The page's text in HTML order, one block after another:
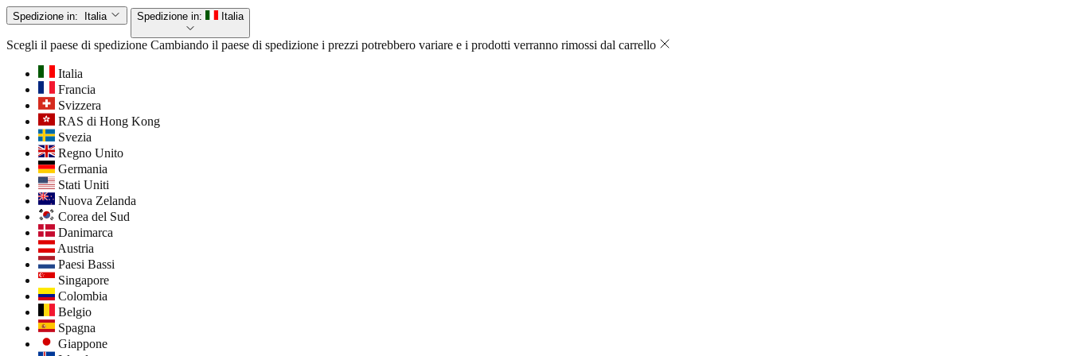
Spedizione in: Italia Spedizione in: Italia
Scegli il paese di spedizione Cambiando il paese di spedizione i prezzi potrebbero variare e i prodotti verranno rimossi dal carrello
Italia
Francia
Svizzera
RAS di Hong Kong
Svezia
Regno Unito
Germania
Stati Uniti
Nuova Zelanda
Corea del Sud
Danimarca
Austria
Paesi Bassi
Singapore
Colombia
Belgio
Spagna
Giappone